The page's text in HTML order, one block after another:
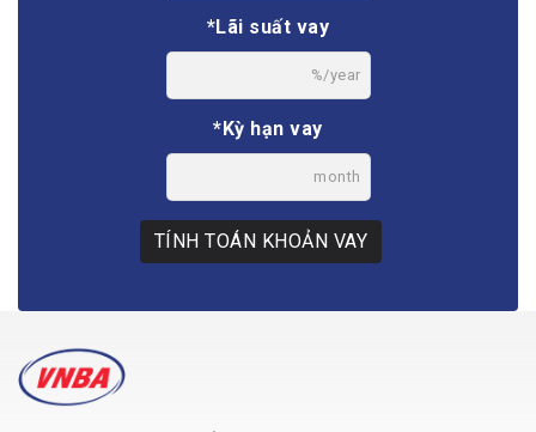
*Lãi suất vay
%/year
*Kỳ hạn vay
month
TÍNH TOÁN KHOẢN VAY